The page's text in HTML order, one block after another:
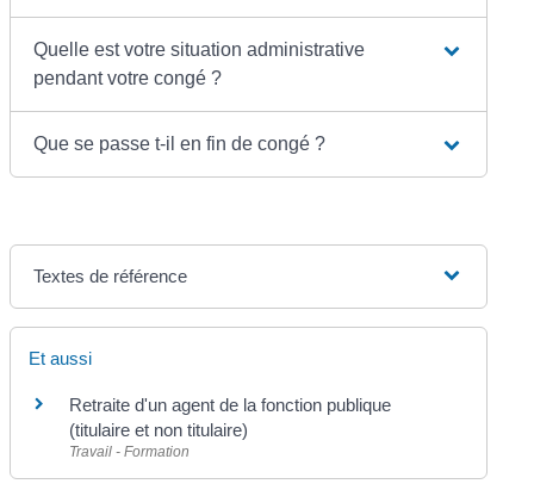
Quelle est votre situation administrative
pendant votre congé ?
Que se passe t-il en fin de congé ?
Textes de référence
Et aussi
Retraite d'un agent de la fonction publique
(titulaire et non titulaire)
Travail - Formation